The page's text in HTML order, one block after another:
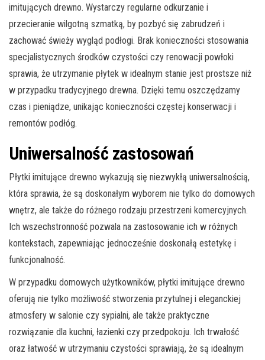
imitujących drewno. Wystarczy regularne odkurzanie i
przecieranie wilgotną szmatką, by pozbyć się zabrudzeń i
zachować świeży wygląd podłogi. Brak konieczności stosowania
specjalistycznych środków czystości czy renowacji powłoki
sprawia, że utrzymanie płytek w idealnym stanie jest prostsze niż
w przypadku tradycyjnego drewna. Dzięki temu oszczędzamy
czas i pieniądze, unikając konieczności częstej konserwacji i
remontów podłóg.
Uniwersalność zastosowań
Płytki imitujące drewno wykazują się niezwykłą uniwersalnością,
która sprawia, że są doskonałym wyborem nie tylko do domowych
wnętrz, ale także do różnego rodzaju przestrzeni komercyjnych.
Ich wszechstronność pozwala na zastosowanie ich w różnych
kontekstach, zapewniając jednocześnie doskonałą estetykę i
funkcjonalność.
W przypadku domowych użytkowników, płytki imitujące drewno
oferują nie tylko możliwość stworzenia przytulnej i eleganckiej
atmosfery w salonie czy sypialni, ale także praktyczne
rozwiązanie dla kuchni, łazienki czy przedpokoju. Ich trwałość
oraz łatwość w utrzymaniu czystości sprawiają, że są idealnym